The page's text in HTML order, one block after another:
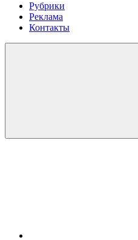
Рубрики
Реклама
Контакты